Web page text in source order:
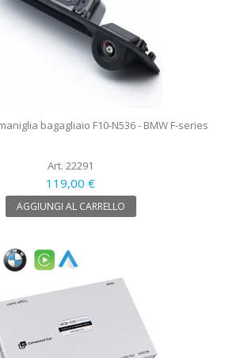
bagagliaio F10-N536 - BMW F-series
Art. 22291
119,00 €
AGGIUNGI AL CARRELLO